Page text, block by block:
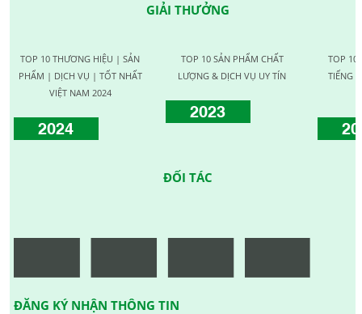
GIẢI THƯỞNG
TOP 10 THƯƠNG HIỆU | SẢN
PHẨM | DỊCH VỤ | TỐT NHẤT
VIỆT NAM 2024
2024
TOP 10 SẢN PHẨM CHẤT
LƯỢNG & DỊCH VỤ UY TÍN
2023
TOP 10
TIẾNG
ĐỐI TÁC
ĐĂNG KÝ NHẬN THÔNG TIN